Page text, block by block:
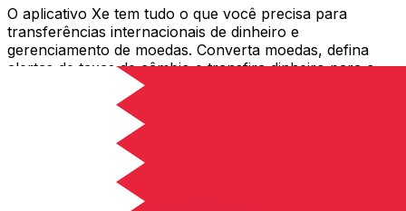
O aplicativo Xe tem tudo o que você precisa para
transferências internacionais de dinheiro e
gerenciamento de moedas. Converta moedas, defina
alertas de taxas de câmbio e transfira dinheiro para o
exterior sem taxas ocultas. Baixe hoje mesmo!